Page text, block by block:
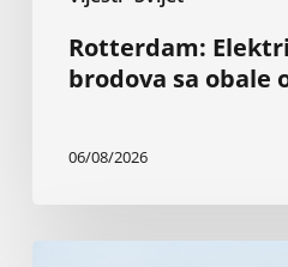
Rotterdam:
brodova sa obale
06/08/2026